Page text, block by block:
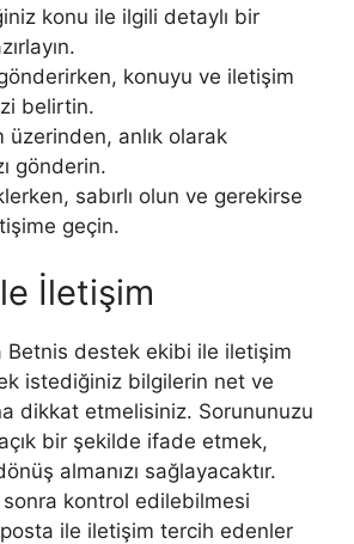
konu ile ilgili detaylı bir
konuyu ve iletişim
belirtin.
üzerinden, anlık olarak
gönderin.
sabırlı olun ve gerekirse
geçin.
İletişim
Betnis destek ekibi ile iletişim
istediğiniz bilgilerin net ve
dikkat etmelisiniz. Sorununuzu
bir şekilde ifade etmek,
almanızı sağlayacaktır.
sonra kontrol edilebilmesi
posta ile iletişim tercih edenler